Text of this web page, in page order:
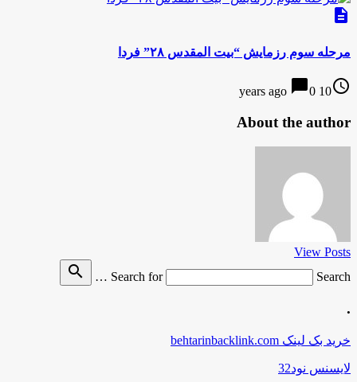
description
مرحله سوم رزمایش “بیت المقدس ۲۸” فردا
access_time
10 years ago
chat_bubble0
About the author
View Posts
Search for
Search …
search
.
خرید بک لینک behtarinbacklink.com
لایسنس نود32